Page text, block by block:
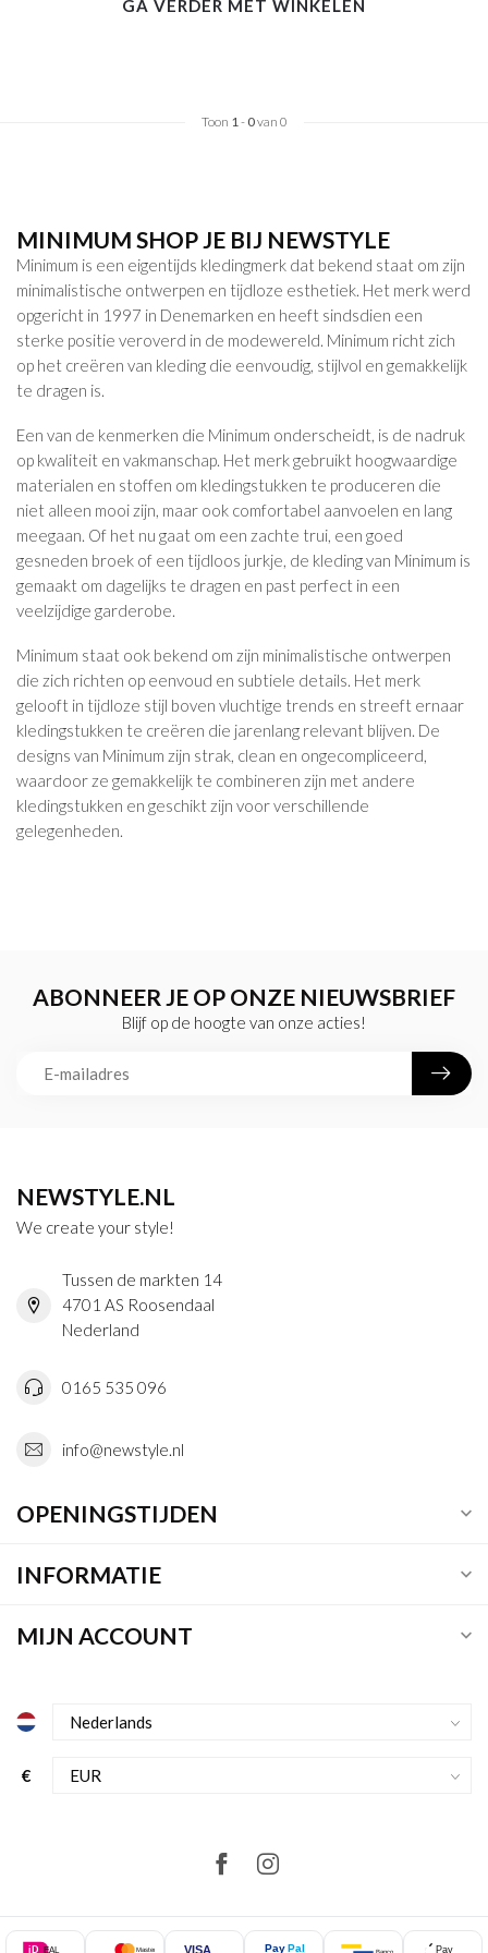
GA VERDER MET WINKELEN
Toon 1- 0van 0
MINIMUM SHOP JE BIJ NEWSTYLE
Minimum is een eigentijds kledingmerk dat bekend staat om zijn
minimalistische ontwerpen en tijdloze esthetiek. Het merk werd
opgericht in 1997 in Denemarken en heeft sindsdien een
sterke positie veroverd in de modewereld. Minimum richt zich
op het creëren van kleding die eenvoudig, stijlvol en gemakkelijk
te dragen is.
Een van de kenmerken die Minimum onderscheidt, is de nadruk
op kwaliteit en vakmanschap. Het merk gebruikt hoogwaardige
materialen en stoffen om kledingstukken te produceren die
niet alleen mooi zijn, maar ook comfortabel aanvoelen en lang
meegaan. Of het nu gaat om een zachte trui, een goed
gesneden broek of een tijdloos jurkje, de kleding van Minimum is
gemaakt om dagelijks te dragen en past perfect in een
veelzijdige garderobe.
Minimum staat ook bekend om zijn minimalistische ontwerpen
die zich richten op eenvoud en subtiele details. Het merk
gelooft in tijdloze stijl boven vluchtige trends en streeft ernaar
kledingstukken te creëren die jarenlang relevant blijven. De
designs van Minimum zijn strak, clean en ongecompliceerd,
waardoor ze gemakkelijk te combineren zijn met andere
kledingstukken en geschikt zijn voor verschillende
gelegenheden.
ABONNEER JE OP ONZE NIEUWSBRIEF
Blijf op de hoogte van onze acties!
NEWSTYLE.NL
We create your style!
Tussen de markten 14
4701 AS Roosendaal
Nederland
0165 535 096
info@newstyle.nl
OPENINGSTIJDEN
INFORMATIE
MIJN ACCOUNT
€
iD EAL Mastercard VISA Pay Pal Bancontact Pay